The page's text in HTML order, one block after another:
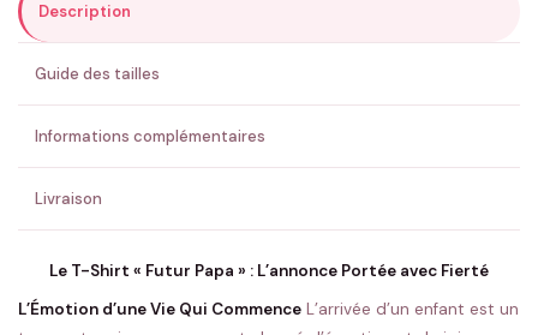
ENVOYER MA DEMANDE ✨
💚 Retour sous 24-48h🇫🇷 Flocage en France✅ Validation avant fabrication
Description
Guide des tailles
Informations complémentaires
Livraison
Le T-Shirt « Futur Papa » : L’annonce Portée avec Fierté
L’Émotion d’une Vie Qui Commence L’arrivée d’un enfant est un